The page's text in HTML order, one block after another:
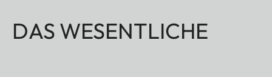
DAS WESENTLICHE